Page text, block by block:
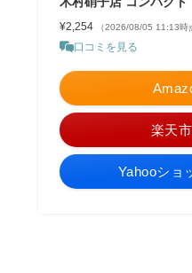
¥2,254 （2026/08/05 11:13時
口コミを見る
楽天
Yahooショ